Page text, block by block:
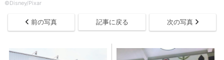
©Disney/Pixar
前の写真 記事に戻る 次の写真